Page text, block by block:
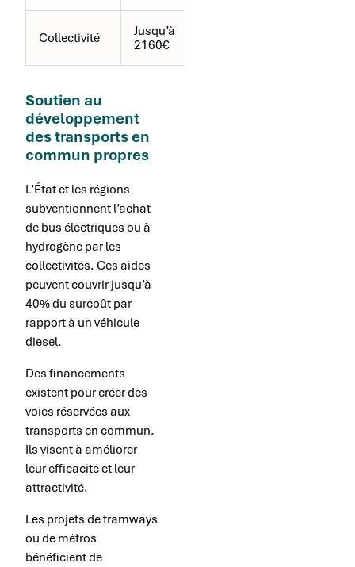
Collectivité
Jusqu’à
2160€
Soutien au
développement
des transports en
commun propres
L’État et les régions
subventionnent l’achat
de bus électriques ou à
hydrogène par les
collectivités. Ces aides
peuvent couvrir jusqu’à
40% du surcoût par
rapport à un véhicule
diesel.
Des financements
existent pour créer des
voies réservées aux
transports en commun.
Ils visent à améliorer
leur efficacité et leur
attractivité.
Les projets de tramways
ou de métros
bénéficient de